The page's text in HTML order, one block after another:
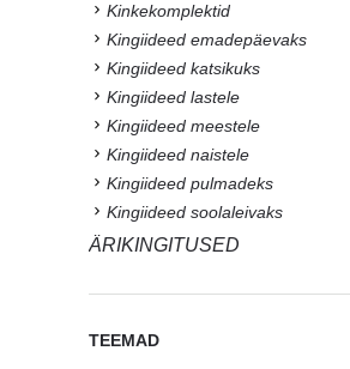
Kinkekomplektid
Kingiideed emadepäevaks
Kingiideed katsikuks
Kingiideed lastele
Kingiideed meestele
Kingiideed naistele
Kingiideed pulmadeks
Kingiideed soolaleivaks
ÄRIKINGITUSED
TEEMAD